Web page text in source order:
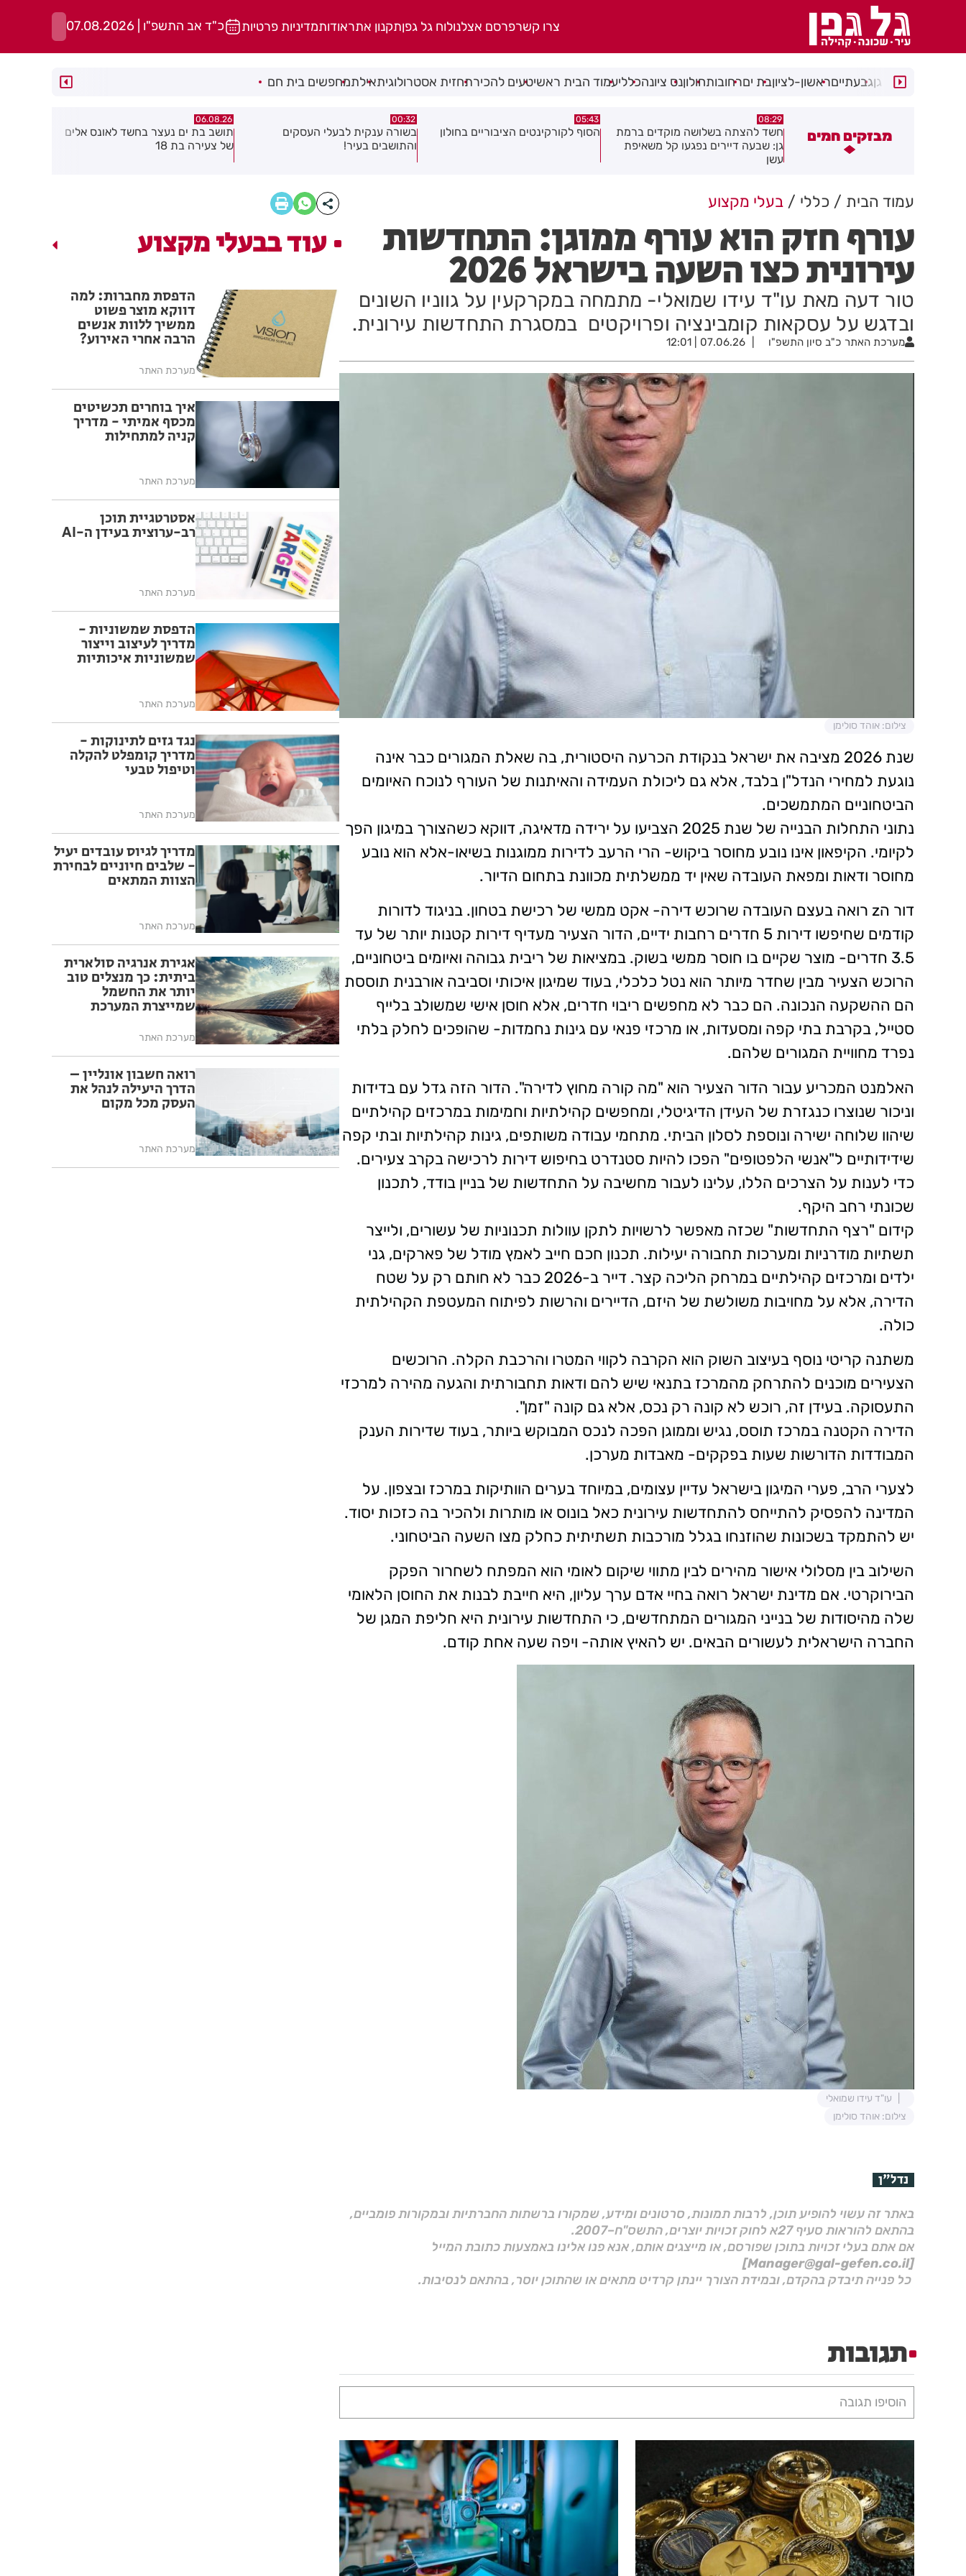
צרו קשרפרסם אצלנולוח גל גפןתקנון אתראודותמדיניות פרטיות כ"ד אב התשפ"ו | 07.08.2026
רמת גןגבעתייםראשון-לציוןבת יםרחובותחולוןנס ציונהכלליעמוד הבית ראשיטעים להכירתחזית אסטרולוגיתאילתמחפשים בית חם
מבזקים חמים
חשד להצתה בשלושה מוקדים ברמת
גן: שבעה דיירים נפגעו קל משאיפת
05:43
הסוף לקורקינטים הציבוריים בחולון
00:32
בשורה ענקית לבעלי העסקים
06.08.26
תושב בת ים נעצר בחשד לאונס אלים
של צעירה בת 18
06.08.26
חולון תקבל 2.5 מיליון שקלים
להפחתת זיהום האוויר מתחבורה
עמוד הבית כללי בעלי מקצוע
עורף חזק הוא עורף ממוגן: התחדשות
עירונית כצו השעה בישראל 2026
טור דעה מאת עו"ד עידו שמואלי- מתמחה במקרקעין על גווניו השונים
ובדגש על עסקאות קומבינציה ופרויקטים במסגרת התחדשות עירונית.
מערכת האתר כ"ב סיון התשפ"ו 07.06.26 | 12:01
צילום: אוהד סולימן
שנת 2026 מציבה את ישראל בנקודת הכרעה היסטורית, בה שאלת המגורים כבר אינה
נוגעת למחירי הנדל"ן בלבד, אלא גם ליכולת העמידה והאיתנות של העורף לנוכח האיומים
הביטחוניים המתמשכים.
נתוני התחלות הבנייה של שנת 2025 הצביעו על ירידה מדאיגה, דווקא כשהצורך במיגון הפך
לקיומי. הקיפאון אינו נובע מחוסר ביקוש- הרי הרעב לדירות ממוגנות בשיאו-אלא הוא נובע
מחוסר ודאות ומפאת העובדה שאין יד ממשלתית מכוונת בתחום הדיור.
דור הz רואה בעצם העובדה שרוכש דירה- אקט ממשי של רכישת בטחון. בניגוד לדורות
קודמים שחיפשו דירות 5 חדרים רחבות ידיים, הדור הצעיר מעדיף דירות קטנות יותר של עד
3.5 חדרים- מוצר שקיים בו חוסר ממשי בשוק. במציאות של ריבית גבוהה ואיומים ביטחוניים,
הרוכש הצעיר מבין שחדר מיותר הוא נטל כלכלי, בעוד שמיגון איכותי וסביבה אורבנית תוססת
הם ההשקעה הנכונה. הם כבר לא מחפשים ריבוי חדרים, אלא חוסן אישי שמשולב בלייף
סטייל, בקרבת בתי קפה ומסעדות, או מרכזי פנאי עם גינות נחמדות- שהופכים לחלק בלתי
נפרד מחוויית המגורים שלהם.
האלמנט המכריע עבור הדור הצעיר הוא "מה קורה מחוץ לדירה". הדור הזה גדל עם בדידות
וניכור שנוצרו כנגזרת של העידן הדיגיטלי, ומחפשים קהילתיות וחמימות במרכזים קהילתיים
שיהוו שלוחה ישירה ונוספת לסלון הביתי. מתחמי עבודה משותפים, גינות קהילתיות ובתי קפה
שידידותיים ל"אנשי הלפטופים" הפכו להיות סטנדרט בחיפוש דירות לרכישה בקרב צעירים.
כדי לענות על הצרכים הללו, עלינו לעבור מחשיבה על התחדשות של בניין בודד, לתכנון
שכונתי רחב היקף.
קידום "רצף התחדשות" שכזה מאפשר לרשויות לתקן עוולות תכנוניות של עשורים, ולייצר
תשתיות מודרניות ומערכות תחבורה יעילות. תכנון חכם חייב לאמץ מודל של פארקים, גני
ילדים ומרכזים קהילתיים במרחק הליכה קצר. דייר ב-2026 כבר לא חותם רק על שטח
הדירה, אלא על מחויבות משולשת של היזם, הדיירים והרשות לפיתוח המעטפת הקהילתית
כולה.
משתנה קריטי נוסף בעיצוב השוק הוא הקרבה לקווי המטרו והרכבת הקלה. הרוכשים
הצעירים מוכנים להתרחק מהמרכז בתנאי שיש להם ודאות תחבורתית והגעה מהירה למרכזי
התעסוקה. בעידן זה, רוכש לא קונה רק נכס, אלא גם קונה "זמן".
הדירה הקטנה במרכז תוסס, נגיש וממוגן הפכה לנכס המבוקש ביותר, בעוד שדירות הענק
המבודדות הדורשות שעות בפקקים- מאבדות מערכן.
לצערי הרב, פערי המיגון בישראל עדיין עצומים, במיוחד בערים הוותיקות במרכז ובצפון. על
המדינה להפסיק להתייחס להתחדשות עירונית כאל בונוס או מותרות ולהכיר בה כזכות יסוד.
יש להתמקד בשכונות שהוזנחו בגלל מורכבות תשתיתית כחלק מצו השעה הביטחוני.
השילוב בין מסלולי אישור מהירים לבין מתווי שיקום לאומי הוא המפתח לשחרור הפקק
הבירוקרטי. אם מדינת ישראל רואה בחיי אדם ערך עליון, היא חייבת לבנות את החוסן הלאומי
שלה מהיסודות של בנייני המגורים המתחדשים, כי התחדשות עירונית היא חליפת המגן של
החברה הישראלית לעשורים הבאים. יש להאיץ אותה- ויפה שעה אחת קודם.
עו"ד עידו שמואלי
צילום: אוהד סולימן
נדל"ן
באתר זה עשוי להופיע תוכן, לרבות תמונות, סרטונים ומידע, שמקורו ברשתות החברתיות ובמקורות פומביים,
בהתאם להוראות סעיף 27א לחוק זכויות יוצרים, התשס"ח–2007.
אם אתם בעלי זכויות בתוכן שפורסם, או מייצגים אותם, אנא פנו אלינו באמצעות כתובת המייל
[Manager@gal-gefen.co.il]
כל פנייה תיבדק בהקדם, ובמידת הצורך יינתן קרדיט מתאים או שהתוכן יוסר, בהתאם לנסיבות.
תגובות
הוסיפו תגובה
עוד בבעלי מקצוע
הדפסת מחברות: למה
דווקא מוצר פשוט
ממשיך ללוות אנשים
הרבה אחרי האירוע?
מערכת האתר
איך בוחרים תכשיטים
מכסף אמיתי - מדריך
קניה למתחילות
מערכת האתר
אסטרטגיית תוכן
רב-ערוצית בעידן ה-AI
מערכת האתר
הדפסת שמשוניות -
מדריך לעיצוב וייצור
שמשוניות איכותיות
מערכת האתר
נגד גזים לתינוקות -
מדריך קומפלט להקלה
וטיפול טבעי
מערכת האתר
מדריך לגיוס עובדים יעיל
- שלבים חיוניים לבחירת
הצוות המתאים
מערכת האתר
אגירת אנרגיה סולארית
ביתית: כך מנצלים טוב
יותר את החשמל
שמייצרת המערכת
מערכת האתר
רואה חשבון אונליין –
הדרך היעילה לנהל את
העסק מכל מקום
מערכת האתר